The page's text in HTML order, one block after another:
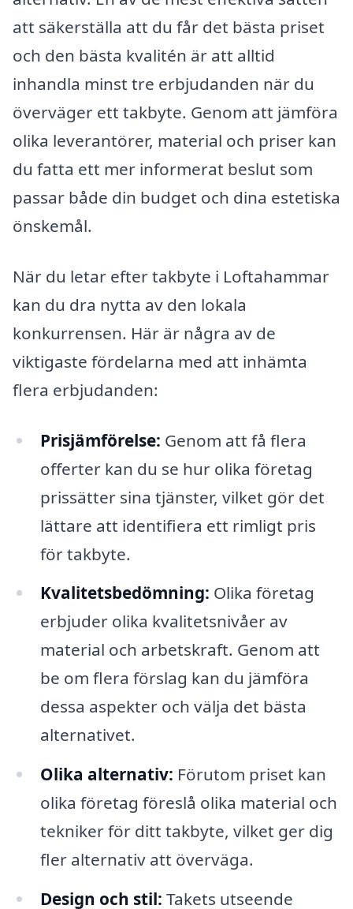
att säkerställa att du får det bästa priset
och den bästa kvalitén är att alltid
inhandla minst tre erbjudanden när du
överväger ett takbyte. Genom att jämföra
olika leverantörer, material och priser kan
du fatta ett mer informerat beslut som
passar både din budget och dina estetiska
önskemål.
När du letar efter takbyte i Loftahammar
kan du dra nytta av den lokala
konkurrensen. Här är några av de
viktigaste fördelarna med att inhämta
flera erbjudanden:
Prisjämförelse: Genom att få flera
offerter kan du se hur olika företag
prissätter sina tjänster, vilket gör det
lättare att identifiera ett rimligt pris
för takbyte.
Kvalitetsbedömning: Olika företag
erbjuder olika kvalitetsnivåer av
material och arbetskraft. Genom att
be om flera förslag kan du jämföra
dessa aspekter och välja det bästa
alternativet.
Olika alternativ: Förutom priset kan
olika företag föreslå olika material och
tekniker för ditt takbyte, vilket ger dig
fler alternativ att överväga.
Design och stil: Takets utseende